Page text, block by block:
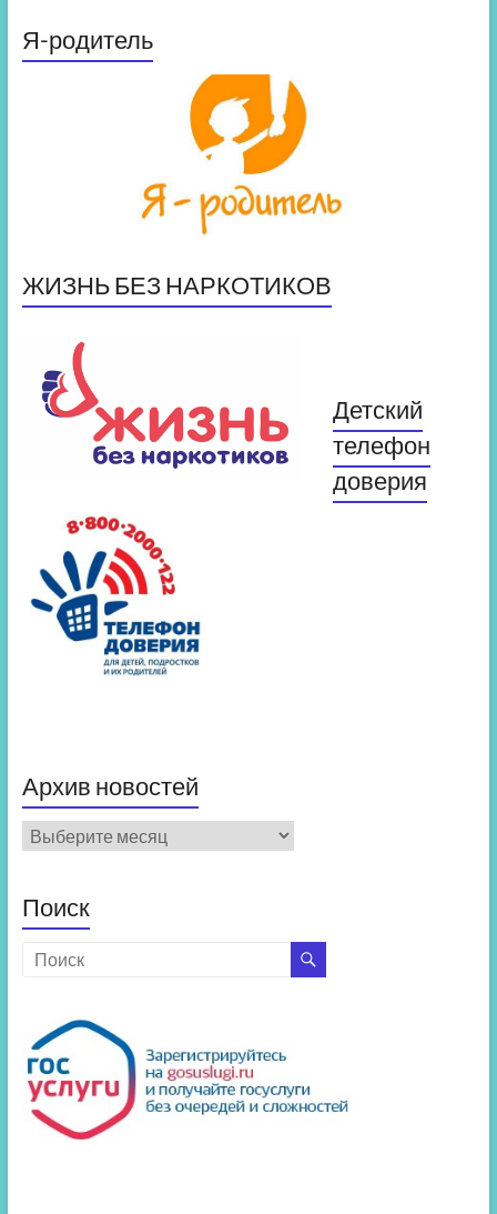
Я-родитель
ЖИЗНЬ БЕЗ НАРКОТИКОВ
Детский
телефон
доверия
Архив новостей
Архив
новостей
Поиск